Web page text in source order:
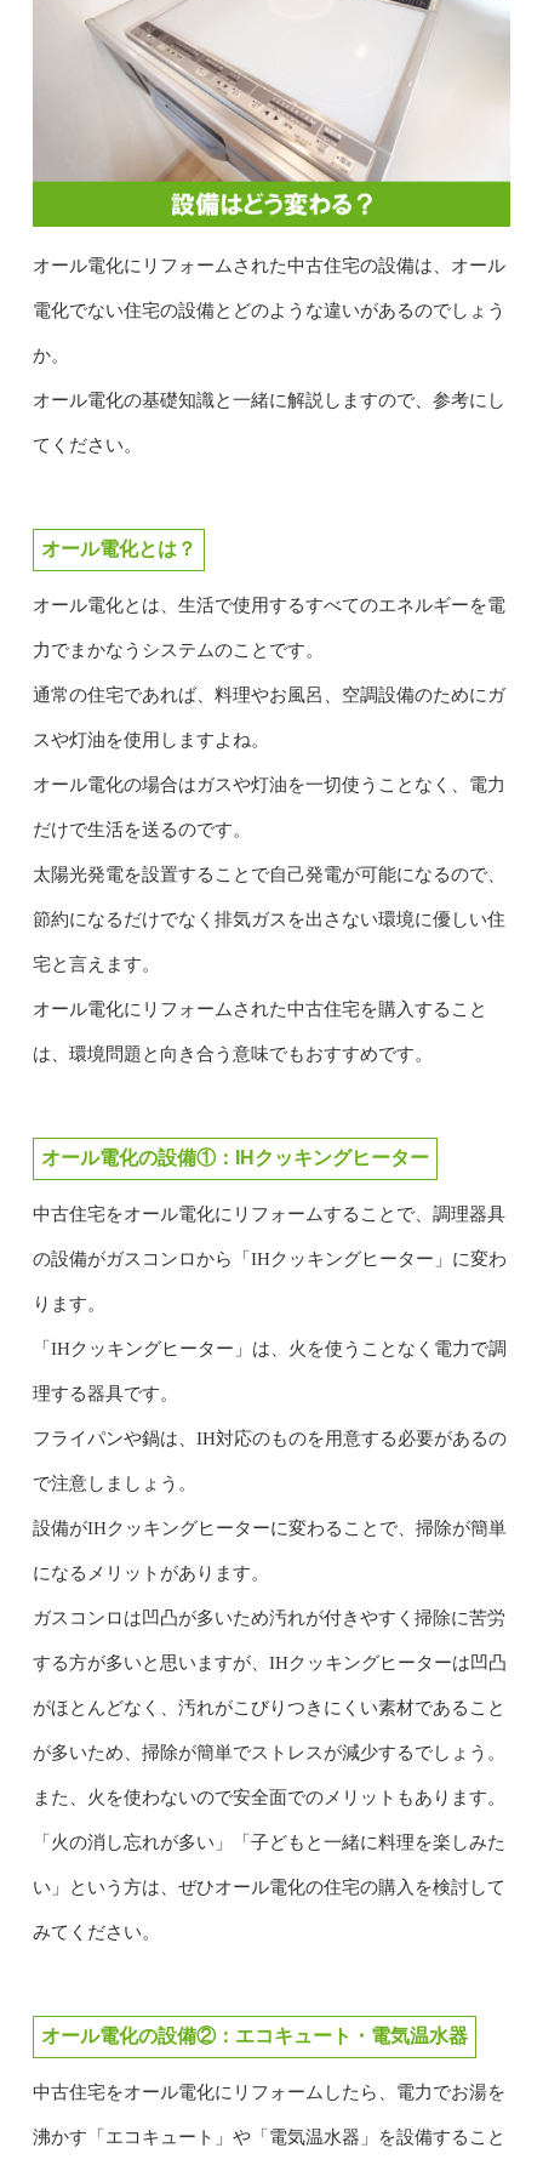
オール電化にリフォームされた中古住宅の設備は、オール
電化でない住宅の設備とどのような違いがあるのでしょう
か。
オール電化の基礎知識と一緒に解説しますので、参考にし
てください。
オール電化とは？
オール電化とは、生活で使用するすべてのエネルギーを電
力でまかなうシステムのことです。
通常の住宅であれば、料理やお風呂、空調設備のためにガ
スや灯油を使用しますよね。
オール電化の場合はガスや灯油を一切使うことなく、電力
だけで生活を送るのです。
太陽光発電を設置することで自己発電が可能になるので、
節約になるだけでなく排気ガスを出さない環境に優しい住
宅と言えます。
オール電化にリフォームされた中古住宅を購入すること
は、環境問題と向き合う意味でもおすすめです。
オール電化の設備①：IHクッキングヒーター
中古住宅をオール電化にリフォームすることで、調理器具
の設備がガスコンロから「IHクッキングヒーター」に変わ
ります。
「IHクッキングヒーター」は、火を使うことなく電力で調
理する器具です。
フライパンや鍋は、IH対応のものを用意する必要があるの
で注意しましょう。
設備がIHクッキングヒーターに変わることで、掃除が簡単
になるメリットがあります。
ガスコンロは凹凸が多いため汚れが付きやすく掃除に苦労
する方が多いと思いますが、IHクッキングヒーターは凹凸
がほとんどなく、汚れがこびりつきにくい素材であること
が多いため、掃除が簡単でストレスが減少するでしょう。
また、火を使わないので安全面でのメリットもあります。
「火の消し忘れが多い」「子どもと一緒に料理を楽しみた
い」という方は、ぜひオール電化の住宅の購入を検討して
みてください。
オール電化の設備②：エコキュート・電気温水器
中古住宅をオール電化にリフォームしたら、電力でお湯を
沸かす「エコキュート」や「電気温水器」を設備すること